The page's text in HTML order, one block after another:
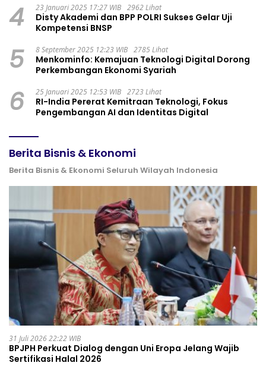
4 23 Januari 2025 17:27 WIB 2962 Lihat
Disty Akademi dan BPP POLRI Sukses Gelar Uji
Kompetensi BNSP
5 8 September 2025 12:23 WIB 2785 Lihat
Menkominfo: Kemajuan Teknologi Digital Dorong
Perkembangan Ekonomi Syariah
6 25 Januari 2025 12:53 WIB 2723 Lihat
RI-India Pererat Kemitraan Teknologi, Fokus
Pengembangan AI dan Identitas Digital
Berita Bisnis & Ekonomi
Berita Bisnis & Ekonomi Seluruh Wilayah Indonesia
31 Juli 2026 22:22 WIB
BPJPH Perkuat Dialog dengan Uni Eropa Jelang Wajib
Sertifikasi Halal 2026